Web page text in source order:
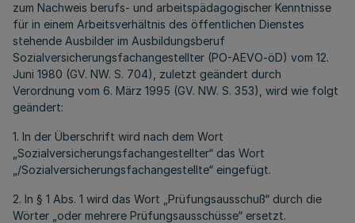
zum Nachweis berufs- und arbeitspädagogischer Kenntnisse
für in einem Arbeitsverhältnis des öffentlichen Dienstes
stehende Ausbilder im Ausbildungsberuf
Sozialversicherungsfachangestellter (PO-AEVO-öD) vom 12.
Juni 1980 (GV. NW. S. 704), zuletzt geändert durch
Verordnung vom 6. März 1995 (GV. NW. S. 353), wird wie folgt
geändert:
1. In der Überschrift wird nach dem Wort
„Sozialversicherungsfachangestellter“ das Wort
„/Sozialversicherungsfachangestellte“ eingefügt.
2. In § 1 Abs. 1 wird das Wort „Prüfungsausschuß“ durch die
Wörter „oder mehrere Prüfungsausschüsse“ ersetzt.